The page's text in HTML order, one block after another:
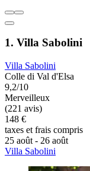
1. Villa Sabolini
Villa Sabolini
Colle di Val d'Elsa
9,2/10
Merveilleux
(221 avis)
148 €
taxes et frais compris
25 août - 26 août
Villa Sabolini